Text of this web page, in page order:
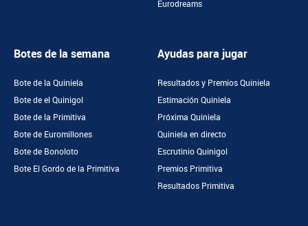
Eurodreams
Botes de la semana
Bote de la Quiniela
Bote de el Quinigol
Bote de la Primitiva
Bote de Euromillones
Bote de Bonoloto
Bote El Gordo de la Primitiva
Ayudas para jugar
Resultados y Premios Quiniela
Estimación Quiniela
Próxima Quiniela
Quiniela en directo
Escrutinio Quinigol
Premios Primitiva
Resultados Primitiva